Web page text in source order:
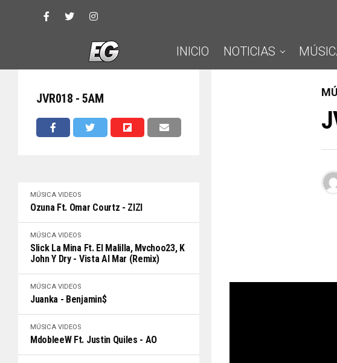
INICIO NOTICIAS
JVR018 - 5AM
MÚSICA VIDEOS
Ozuna Ft. Omar Courtz - ZIZI
MÚSICA VIDEOS
Slick La Mina Ft. El Malilla, Mvchoo23, K
John Y Dry - Vista Al Mar (Remix)
MÚSICA VIDEOS
Juanka - Benjamin$
MÚSICA VIDEOS
MdobleeW Ft. Justin Quiles - AO